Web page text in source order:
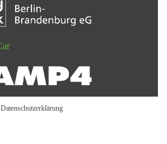
Datenschutzerklärung